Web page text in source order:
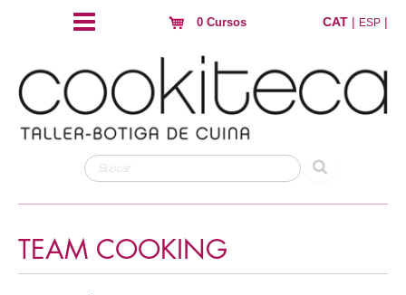
0 Cursos CAT | ESP |
TEAM COOKING